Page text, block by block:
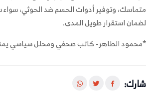
متماسك، وتوفير أدوات الحسم ضد الحوثي، سواء
لضمان استقرار طويل المدى.
*محمود الطاهر- كاتب صحفي ومحلل سياسي
شارك: